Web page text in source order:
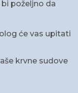
poželjno da
će vas upitati
krvne sudove